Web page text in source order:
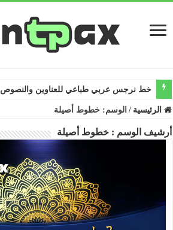
خط نرجس عربي طباعي للعناوين والنصوص
الرئيسية / الوسم:خطوط أصيلة
أرشيف الوسم :خطوط أصيلة